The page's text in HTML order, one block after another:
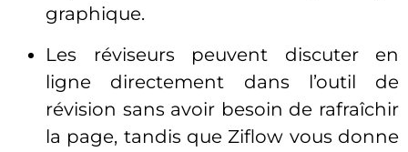
graphique.
Les réviseurs peuvent discuter en
ligne directement dans l’outil de
révision sans avoir besoin de rafraîchir
la page, tandis que Ziflow vous donne